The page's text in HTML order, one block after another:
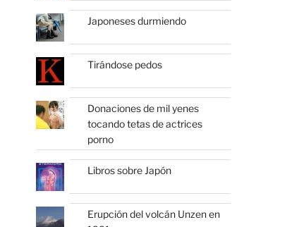
Japoneses durmiendo
Tirándose pedos
Donaciones de mil yenes
tocando tetas de actrices
porno
Libros sobre Japón
Erupción del volcán Unzen en